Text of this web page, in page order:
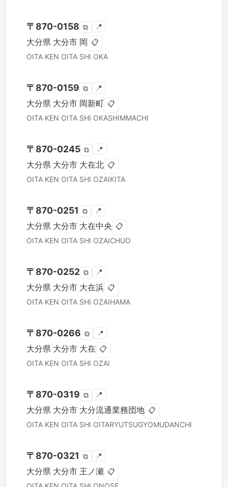
〒 870-0158 ⧉ 📍
大分県 大分市 岡 📋
OITA KEN OITA SHI OKA
〒 870-0159 ⧉ 📍
大分県 大分市 岡新町 📋
OITA KEN OITA SHI OKASHIMMACHI
〒 870-0245 ⧉ 📍
大分県 大分市 大在北 📋
OITA KEN OITA SHI OZAIKITA
〒 870-0251 ⧉ 📍
大分県 大分市 大在中央 📋
OITA KEN OITA SHI OZAICHUO
〒 870-0252 ⧉ 📍
大分県 大分市 大在浜 📋
OITA KEN OITA SHI OZAIHAMA
〒 870-0266 ⧉ 📍
大分県 大分市 大在 📋
OITA KEN OITA SHI OZAI
〒 870-0319 ⧉ 📍
大分県 大分市 大分流通業務団地 📋
OITA KEN OITA SHI OITARYUTSUGYOMUDANCHI
〒 870-0321 ⧉ 📍
大分県 大分市 王ノ瀬 📋